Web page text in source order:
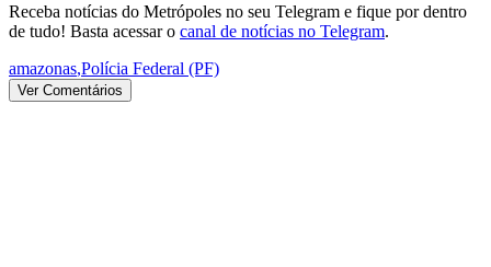
Receba notícias do Metrópoles no seu Telegram e fique por dentro
de tudo! Basta acessar o canal de notícias no Telegram.
amazonas,Polícia Federal (PF)
Ver Comentários